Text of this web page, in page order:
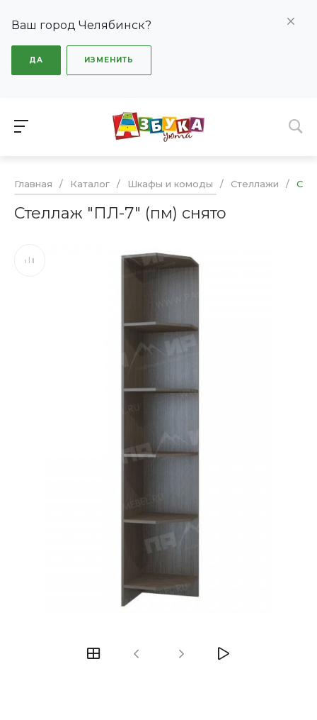
Ваш город Челябинск?
ДА ИЗМЕНИТЬ
Главная / Каталог / Шкафы и комоды / Стеллажи /
Стеллаж "ПЛ-7" (пм) снято